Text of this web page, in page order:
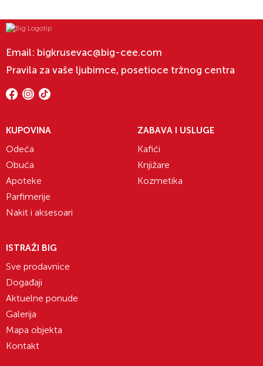
Email: bigkrusevac@big-cee.com
Pravila za vaše ljubimce, posetioce tržnog centra
KUPOVINA
Odeća
Obuća
Apoteke
Parfimerije
Nakit i aksesoari
ZABAVA I USLUGE
Kafići
Knjižare
Kozmetika
ISTRAŽI BIG
Sve prodavnice
Događaji
Aktuelne ponude
Galerija
Mapa objekta
Kontakt